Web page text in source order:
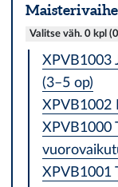
Valitse väh. 0 kpl
XPVB1003
(3–5 op)
XPVB1002
XPVB1000
XPVB1001